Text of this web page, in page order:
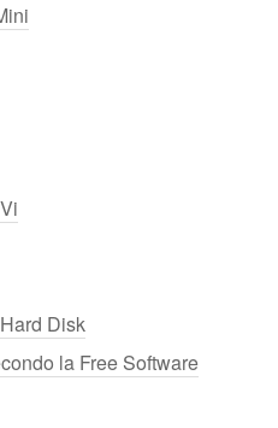
Disk
la Free Software